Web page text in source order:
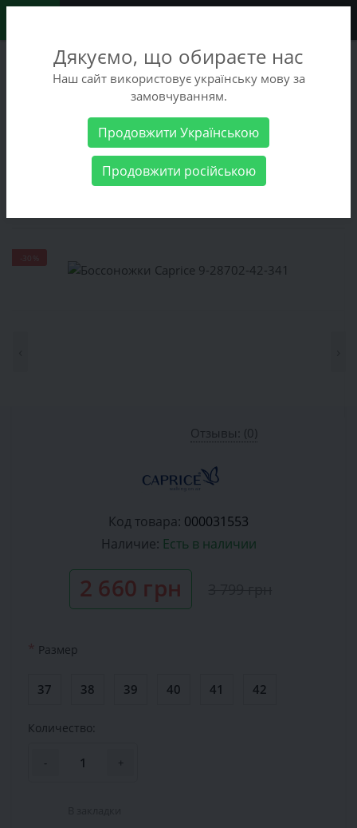
+38 (068) 486-90-09
+38 (093) 486-90-09
Женские товары Женская обувь
Боссоножки Caprice 9-
Отзывы: (0)
Код товара: 000031553
Наличие: Есть в наличии
2 660 грн
* Размер
37 38 39 40 41 42
Количество:
- +
Дякуємо, що обираєте нас
Наш сайт використовує українську мову за
замовчуванням.
Продовжити Українською
Продовжити російською